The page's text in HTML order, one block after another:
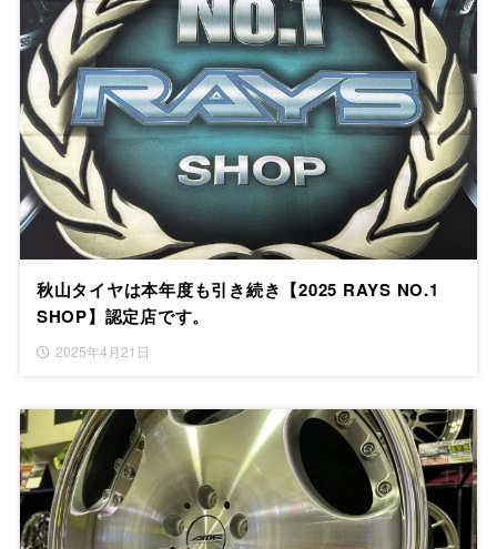
秋山タイヤは本年度も引き続き【2025 RAYS NO.1
SHOP】認定店です。
2025年4月21日